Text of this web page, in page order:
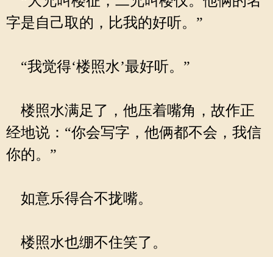
字是自己取的，比我的好听。”
“我觉得‘楼照水’最好听。”
楼照水满足了，他压着嘴角，故作正
经地说：“你会写字，他俩都不会，我信
你的。”
如意乐得合不拢嘴。
楼照水也绷不住笑了。